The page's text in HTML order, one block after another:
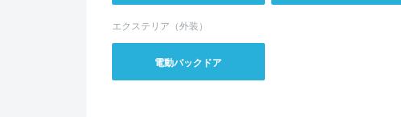
エクステリア（外装）
電動バックドア